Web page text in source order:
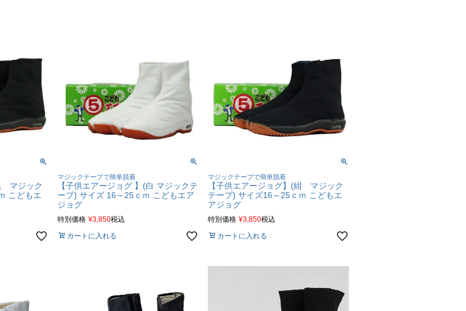
マジック
こどもエ
マジックテープで簡単脱着
【子供エアージョグ 】(白 マジックテ
ープ) サイズ 16～25ｃｍ こどもエア
ジョグ
特別価格 ¥3,850税込
カートに入れる
マジックテープで簡単脱着
【子供エアージョグ】(紺 マジック
テープ) サイズ16～25ｃｍ こどもエ
アジョグ
特別価格 ¥3,850税込
カートに入れる